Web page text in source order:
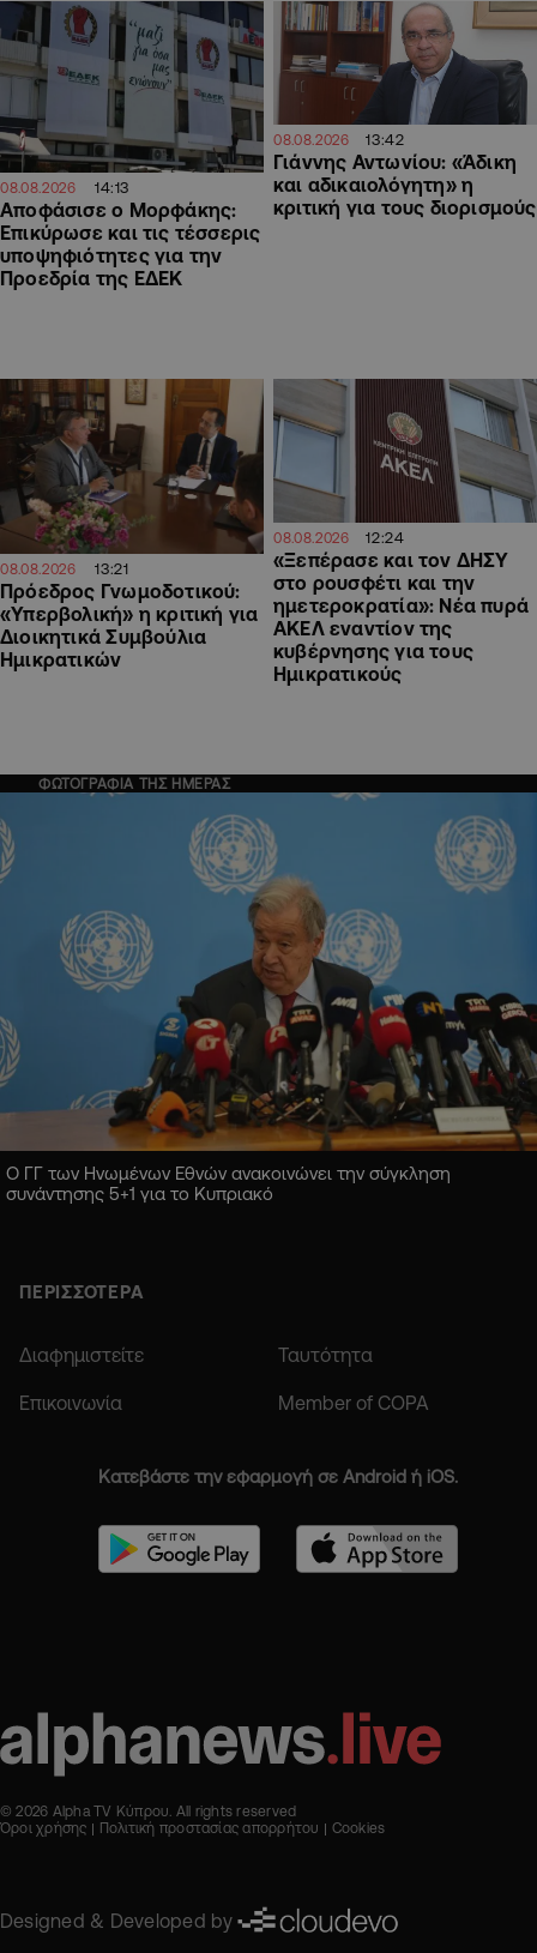
08.08.2026 14:13
Αποφάσισε ο Μορφάκης:
Επικύρωσε και τις τέσσερις
υποψηφιότητες για την
Προεδρία της ΕΔΕΚ
08.08.2026 13:42
Γιάννης Αντωνίου: «Άδικη
και αδικαιολόγητη» η
κριτική για τους διορισμούς
08.08.2026 13:21
Πρόεδρος Γνωμοδοτικού:
«Υπερβολική» η κριτική για
Διοικητικά Συμβούλια
Ημικρατικών
08.08.2026 12:24
«Ξεπέρασε και τον ΔΗΣΥ
στο ρουσφέτι και την
ημετεροκρατία»: Νέα πυρά
ΑΚΕΛ εναντίον της
κυβέρνησης για τους
Ημικρατικούς
ΦΩΤΟΓΡΑΦΙΑ ΤΗΣ ΗΜΕΡΑΣ
Ο ΓΓ των Ηνωμένων Εθνών ανακοινώνει την σύγκληση
συνάντησης 5+1 για το Κυπριακό
ΠΕΡΙΣΣΟΤΕΡΑ
Διαφημιστείτε Ταυτότητα
Επικοινωνία Member of COPA
Κατεβάστε την εφαρμογή σε Android ή iOS.
© 2026 Alpha TV Κύπρου. All rights reserved
Όροι χρήσης
Πολιτική προστασίας απορρήτου Cookies
Designed & Developed by